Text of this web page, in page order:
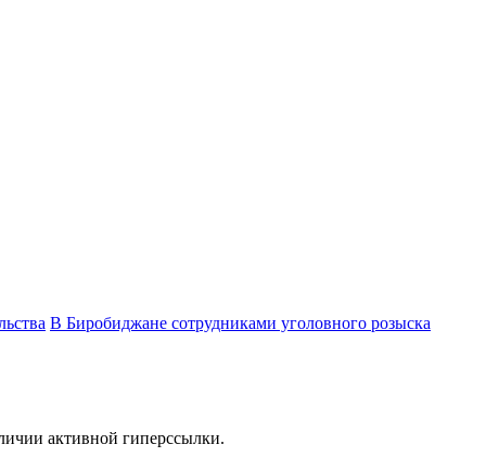
В Биробиджане сотрудниками уголовного розыска
активной гиперссылки.